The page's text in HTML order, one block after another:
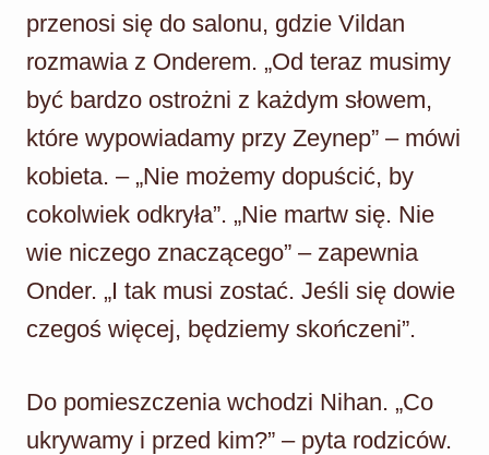
przenosi się do salonu, gdzie Vildan
rozmawia z Onderem. „Od teraz musimy
być bardzo ostrożni z każdym słowem,
które wypowiadamy przy Zeynep” – mówi
kobieta. – „Nie możemy dopuścić, by
cokolwiek odkryła”. „Nie martw się. Nie
wie niczego znaczącego” – zapewnia
Onder. „I tak musi zostać. Jeśli się dowie
czegoś więcej, będziemy skończeni”.
Do pomieszczenia wchodzi Nihan. „Co
ukrywamy i przed kim?” – pyta rodziców.